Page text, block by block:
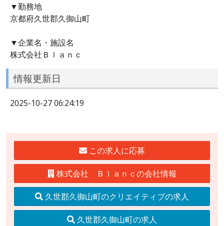
▼勤務地
京都府久世郡久御山町
▼企業名・施設名
株式会社Ｂｌａｎｃ
情報更新日
2025-10-27 06:24:19
この求人に応募
株式会社 Ｂｌａｎｃの会社情報
久世郡久御山町のクリエイティブの求人
久世郡久御山町の求人